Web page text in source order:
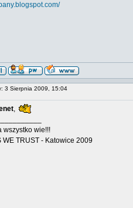
3 Sierpnia 2009, 15:04
,
wszystko wie!!!
WE TRUST - Katowice 2009